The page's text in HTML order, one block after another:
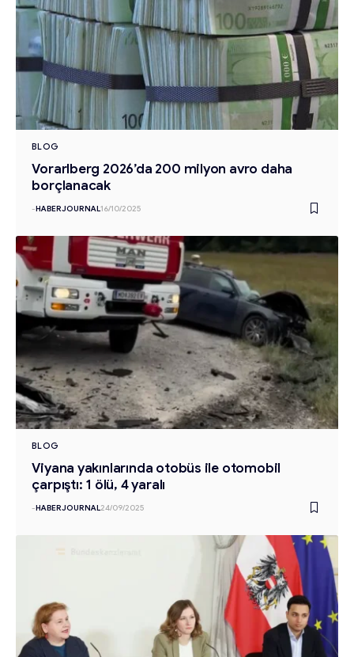
BLOG
Vorarlberg 2026’da 200 milyon avro daha
borçlanacak
-HABERJOURNAL16/10/2025
BLOG
Viyana yakınlarında otobüs ile otomobil
çarpıştı: 1 ölü, 4 yaralı
-HABERJOURNAL24/09/2025